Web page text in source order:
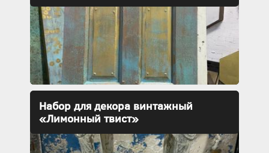
Набор для декора винтажный
«Лимонный твист»